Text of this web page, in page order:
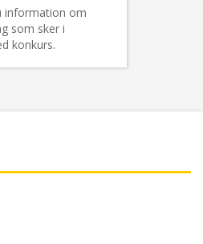
information om
som sker i
konkurs.